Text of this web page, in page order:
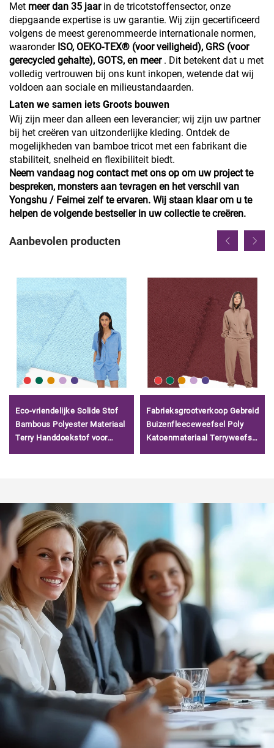
Met meer dan 35 jaar in de tricotstoffensector, onze
diepgaande expertise is uw garantie. Wij zijn gecertificeerd
volgens de meest gerenommeerde internationale normen,
waaronder ISO, OEKO-TEX® (voor veiligheid), GRS (voor
gerecycled gehalte), GOTS, en meer . Dit betekent dat u met
volledig vertrouwen bij ons kunt inkopen, wetende dat wij
voldoen aan sociale en milieustandaarden.
Laten we samen iets Groots bouwen
Wij zijn meer dan alleen een leverancier; wij zijn uw partner
bij het creëren van uitzonderlijke kleding. Ontdek de
mogelijkheden van bamboe tricot met een fabrikant die
stabiliteit, snelheid en flexibiliteit biedt.
Neem vandaag nog contact met ons op om uw project te
bespreken, monsters aan tevragen en het verschil van
Yongshu / Feimei zelf te ervaren. Wij staan klaar om u te
helpen de volgende bestseller in uw collectie te creëren.
Aanbevolen producten
Eco-vriendelijke Solide Stof
Bambous Polyester Materiaal
Terry Handdoekstof voor
Fabrieksgrootverkoop Gebreid
Buizenfleeceweefsel Poly
Katoenmateriaal Terryweefsel